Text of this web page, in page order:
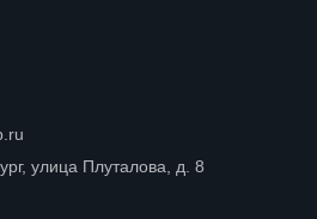
улица Плуталова, д. 8